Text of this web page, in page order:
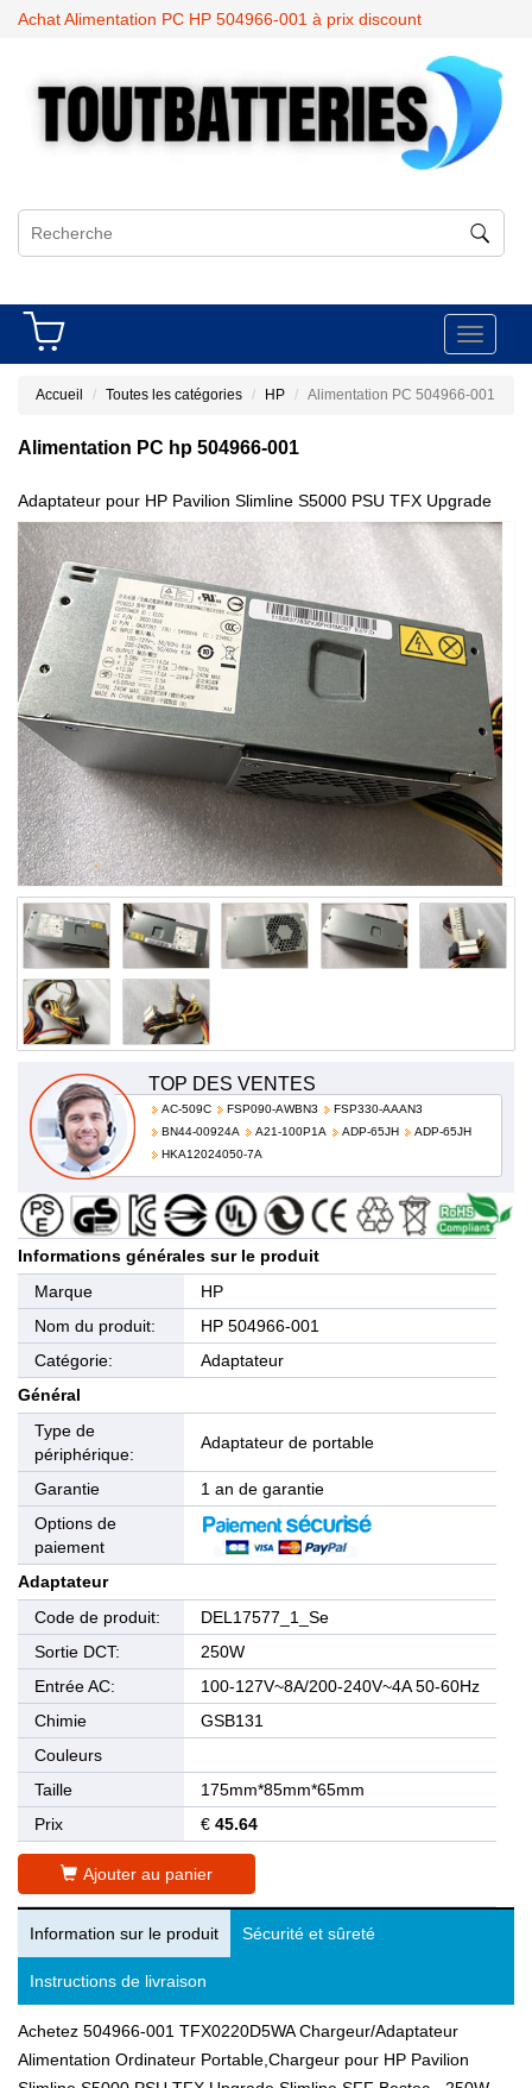
Achat Alimentation PC HP 504966-001 à prix discount
Toggle
Accueil Toutes les catégories HP Alimentation PC 504966-001
Alimentation PC hp 504966-001
Adaptateur pour HP Pavilion Slimline S5000 PSU TFX Upgrade
Slimline SFF Bestec 100-127V~8A/200-240V~4A 50-60Hz
504966-001 TFX0220D5WA
TOP DES VENTES
AC-509C FSP090-AWBN3
FSP330-AAAN3
BN44-00924A
A21-100P1A ADP-65JH
ADP-65JH
HKA12024050-7A
Informations générales sur le produit
Marque
HP
Nom du produit:
HP 504966-001
Catégorie:
Adaptateur
Général
Type de
périphérique:
Adaptateur de portable
Garantie
1 an de garantie
Options de
paiement
Adaptateur
Code de produit:
DEL17577_1_Se
Sortie DCT:
250W
Entrée AC:
100-127V~8A/200-240V~4A 50-60Hz
Chimie
GSB131
Couleurs
Taille
175mm*85mm*65mm
Prix
€ 45.64
Ajouter au panier
Information sur le produit Sécurité et sûreté
Instructions de livraison
Achetez 504966-001 TFX0220D5WA Chargeur/Adaptateur
Alimentation Ordinateur Portable,Chargeur pour HP Pavilion